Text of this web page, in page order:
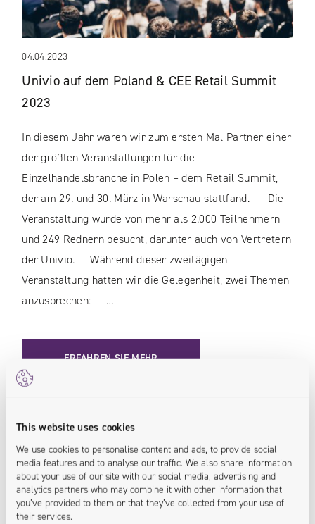
This website uses cookies
We use cookies to personalise content and ads, to provide social
media features and to analyse our traffic. We also share information
about your use of our site with our social media, advertising and
analytics partners who may combine it with other information that
you’ve provided to them or that they’ve collected from your use of
their services.
04.04.2023
Univio auf dem Poland & CEE Retail Summit
2023
In diesem Jahr waren wir zum ersten Mal Partner einer
der größten Veranstaltungen für die
Einzelhandelsbranche in Polen – dem Retail Summit,
der am 29. und 30. März in Warschau stattfand. Die
Veranstaltung wurde von mehr als 2.000 Teilnehmern
und 249 Rednern besucht, darunter auch von Vertretern
der Univio. Während dieser zweitägigen
Veranstaltung hatten wir die Gelegenheit, zwei Themen
anzusprechen: …
ERFAHREN SIE MEHR